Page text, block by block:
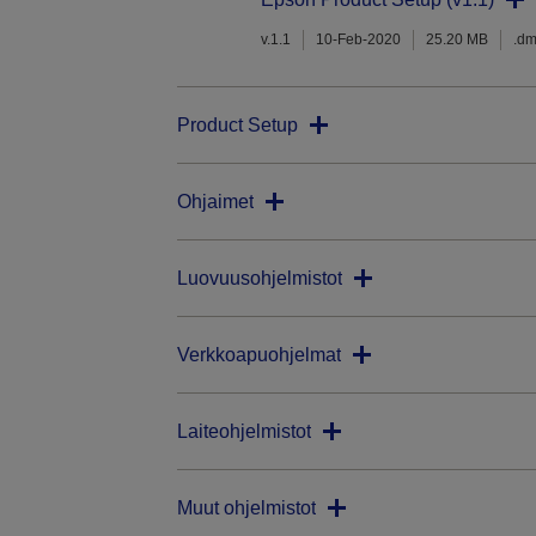
v.1.1 10-Feb-2020 25.20 MB
Product Setup
Ohjaimet
Luovuusohjelmistot
Verkkoapuohjelmat
Laiteohjelmistot
Muut ohjelmistot